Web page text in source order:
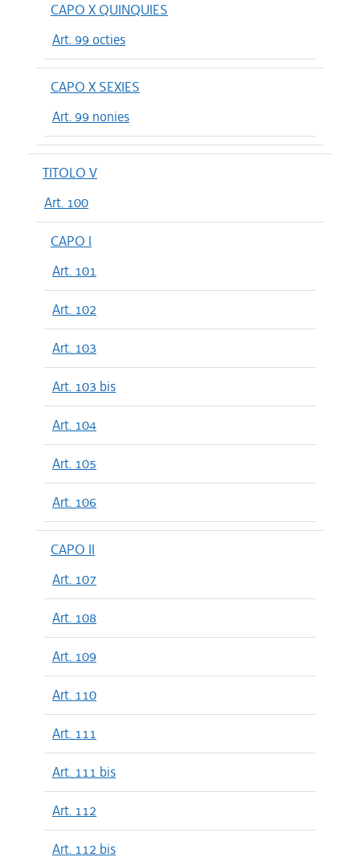
CAPO X QUINQUIES
Art. 99 octies
CAPO X SEXIES
Art. 99 nonies
TITOLO V
Art. 100
CAPO I
Art. 101
Art. 102
Art. 103
Art. 103 bis
Art. 104
Art. 105
Art. 106
CAPO II
Art. 107
Art. 108
Art. 109
Art. 110
Art. 111
Art. 111 bis
Art. 112
Art. 112 bis